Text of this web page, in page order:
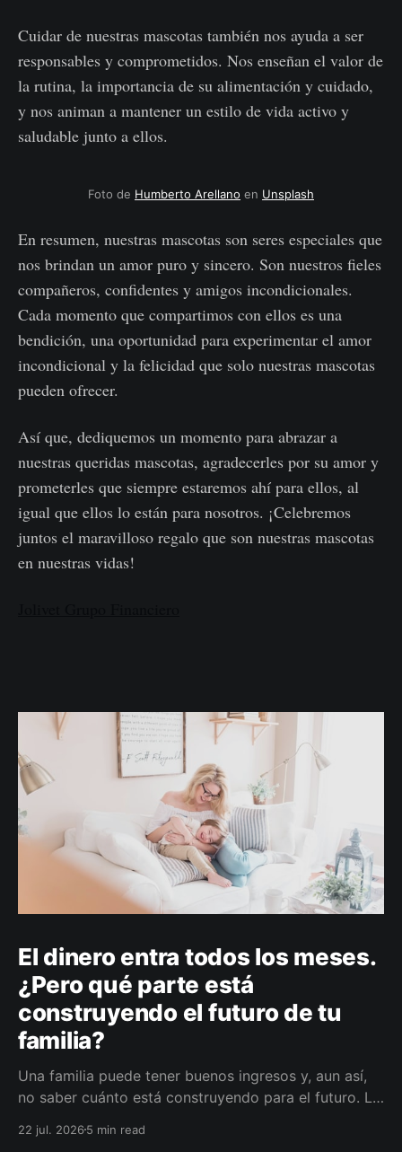
Cuidar de nuestras mascotas también nos ayuda a ser
responsables y comprometidos. Nos enseñan el valor de
la rutina, la importancia de su alimentación y cuidado,
y nos animan a mantener un estilo de vida activo y
saludable junto a ellos.
Foto de Humberto Arellano en Unsplash
En resumen, nuestras mascotas son seres especiales que
nos brindan un amor puro y sincero. Son nuestros fieles
compañeros, confidentes y amigos incondicionales.
Cada momento que compartimos con ellos es una
bendición, una oportunidad para experimentar el amor
incondicional y la felicidad que solo nuestras mascotas
pueden ofrecer.
Así que, dediquemos un momento para abrazar a
nuestras queridas mascotas, agradecerles por su amor y
prometerles que siempre estaremos ahí para ellos, al
igual que ellos lo están para nosotros. ¡Celebremos
juntos el maravilloso regalo que son nuestras mascotas
en nuestras vidas!
El dinero entra todos los meses.
¿Pero qué parte está
construyendo el futuro de tu
familia?
Una familia puede tener buenos ingresos y, aun así,
no saber cuánto está construyendo para el futuro. La
darle a cada parte del ingreso un propósito, un plazo
22 jul. 20265 min read